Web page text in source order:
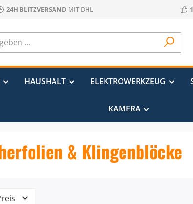
24H BLITZVERSAND MIT DHL
HAUSHALT ELEKTROWERKZEUG
KAMERA
& Klingenblöcke